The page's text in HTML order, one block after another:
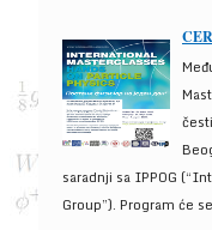
saradnji sa IPPOG
Group”). Program će